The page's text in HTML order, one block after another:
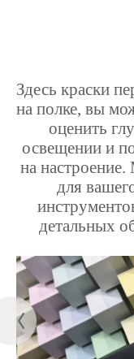
Здесь краски
на полке, вы
оценить
освещении и
на
для
детальных